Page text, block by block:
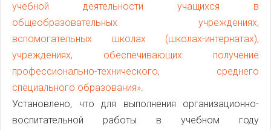
учебной деятельности учащихся в
общеобразовательных учреждениях,
вспомогательных школах (школах-интернатах),
учреждениях, обеспечивающих получение
профессионально-технического, среднего
специального образования».
Установлено, что для выполнения организационно-
воспитательной работы в учебном году